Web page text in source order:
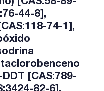
44-8],
74-1],
[CAS:789-
82-6],